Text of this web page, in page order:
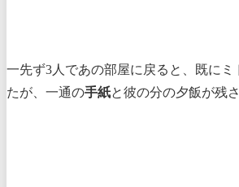
一先ず3人であの部屋に戻ると、既にミ
たが、一通の手紙と彼の分の夕飯が残